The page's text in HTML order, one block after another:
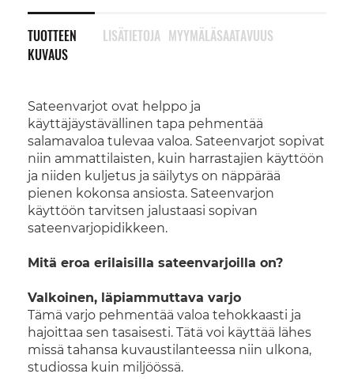
TUOTTEEN
KUVAUS
Sateenvarjot ovat helppo ja
käyttäjäystävällinen tapa pehmentää
salamavaloa tulevaa valoa. Sateenvarjot sopivat
niin ammattilaisten, kuin harrastajien käyttöön
ja niiden kuljetus ja säilytys on näppärää
pienen kokonsa ansiosta. Sateenvarjon
käyttöön tarvitsen jalustaasi sopivan
sateenvarjopidikkeen.
Mitä eroa erilaisilla sateenvarjoilla on?
Valkoinen, läpiammuttava varjo
Tämä varjo pehmentää valoa tehokkaasti ja
hajoittaa sen tasaisesti. Tätä voi käyttää lähes
missä tahansa kuvaustilanteessa niin ulkona,
studiossa kuin miljöössä.
LISÄTIETOJA MYYMÄLÄSAATAVUUS